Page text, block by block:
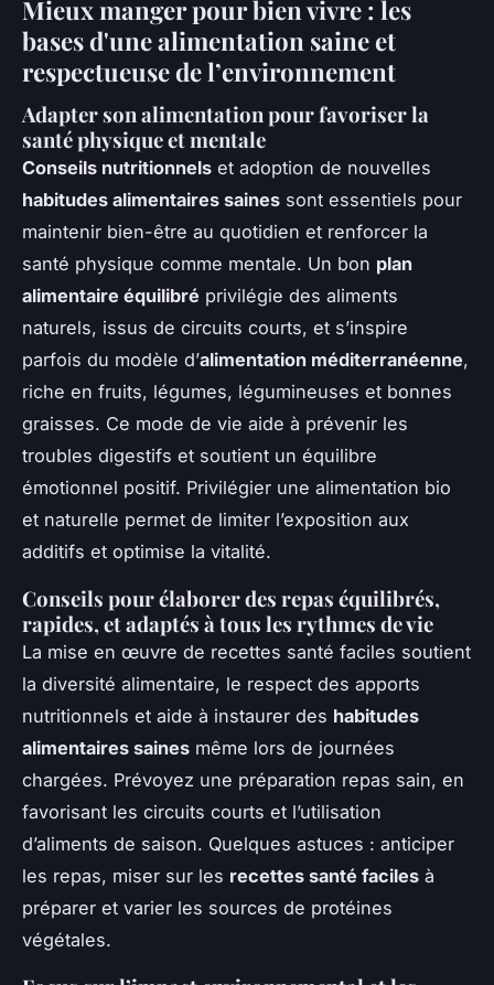
Mieux manger pour bien vivre : les
bases d'une alimentation saine et
respectueuse de l’environnement
Adapter son alimentation pour favoriser la
santé physique et mentale
Conseils nutritionnels et adoption de nouvelles
habitudes alimentaires saines sont essentiels pour
maintenir bien-être au quotidien et renforcer la
santé physique comme mentale. Un bon plan
alimentaire équilibré privilégie des aliments
naturels, issus de circuits courts, et s’inspire
parfois du modèle d’alimentation méditerranéenne,
riche en fruits, légumes, légumineuses et bonnes
graisses. Ce mode de vie aide à prévenir les
troubles digestifs et soutient un équilibre
émotionnel positif. Privilégier une alimentation bio
et naturelle permet de limiter l’exposition aux
additifs et optimise la vitalité.
Conseils pour élaborer des repas équilibrés,
rapides, et adaptés à tous les rythmes de vie
La mise en œuvre de recettes santé faciles soutient
la diversité alimentaire, le respect des apports
nutritionnels et aide à instaurer des habitudes
alimentaires saines même lors de journées
chargées. Prévoyez une préparation repas sain, en
favorisant les circuits courts et l’utilisation
d’aliments de saison. Quelques astuces : anticiper
les repas, miser sur les recettes santé faciles à
préparer et varier les sources de protéines
végétales.